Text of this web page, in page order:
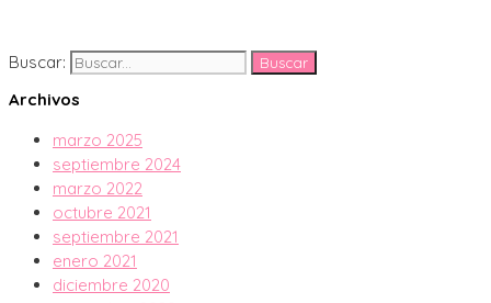
Buscar:
Archivos
marzo 2025
septiembre 2024
marzo 2022
octubre 2021
septiembre 2021
enero 2021
diciembre 2020